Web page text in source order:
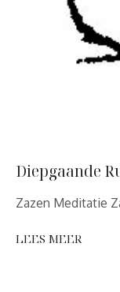
Diepgaande
Zazen Meditatie
LEES MEER